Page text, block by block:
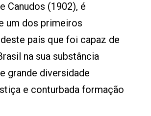
Canudos (1902), é
um dos primeiros
país que foi capaz de
na sua substância
grande diversidade
e conturbada formação